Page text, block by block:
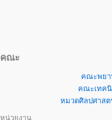
คณะ
คณะพยา
คณะเทค
หมวดศิลปศาสต
หน่วยงาน